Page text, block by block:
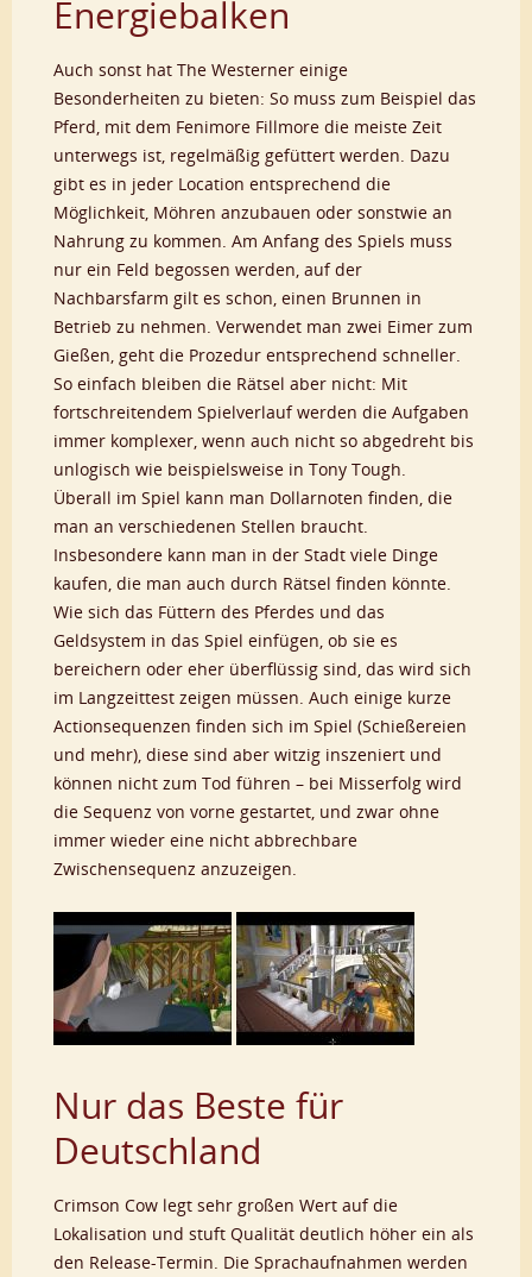
Energiebalken
Auch sonst hat The Westerner einige
Besonderheiten zu bieten: So muss zum Beispiel das
Pferd, mit dem Fenimore Fillmore die meiste Zeit
unterwegs ist, regelmäßig gefüttert werden. Dazu
gibt es in jeder Location entsprechend die
Möglichkeit, Möhren anzubauen oder sonstwie an
Nahrung zu kommen. Am Anfang des Spiels muss
nur ein Feld begossen werden, auf der
Nachbarsfarm gilt es schon, einen Brunnen in
Betrieb zu nehmen. Verwendet man zwei Eimer zum
Gießen, geht die Prozedur entsprechend schneller.
So einfach bleiben die Rätsel aber nicht: Mit
fortschreitendem Spielverlauf werden die Aufgaben
immer komplexer, wenn auch nicht so abgedreht bis
unlogisch wie beispielsweise in Tony Tough.
Überall im Spiel kann man Dollarnoten finden, die
man an verschiedenen Stellen braucht.
Insbesondere kann man in der Stadt viele Dinge
kaufen, die man auch durch Rätsel finden könnte.
Wie sich das Füttern des Pferdes und das
Geldsystem in das Spiel einfügen, ob sie es
bereichern oder eher überflüssig sind, das wird sich
im Langzeittest zeigen müssen. Auch einige kurze
Actionsequenzen finden sich im Spiel (Schießereien
und mehr), diese sind aber witzig inszeniert und
können nicht zum Tod führen – bei Misserfolg wird
die Sequenz von vorne gestartet, und zwar ohne
immer wieder eine nicht abbrechbare
Zwischensequenz anzuzeigen.
Nur das Beste für
Deutschland
Crimson Cow legt sehr großen Wert auf die
Lokalisation und stuft Qualität deutlich höher ein als
den Release-Termin. Die Sprachaufnahmen werden